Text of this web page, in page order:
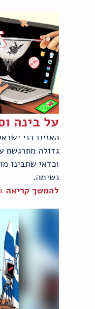
על בינה
האזינו בני
גדולה מתרגשת
וכדאי שתבינו
נשימה.
להמשך קריאה